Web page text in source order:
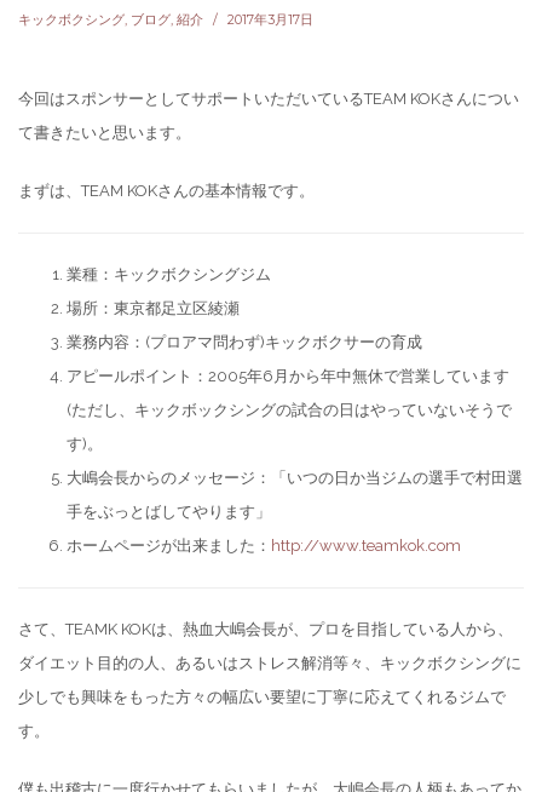
キックボクシング ブログ 紹介 2017年3月17日
今回はスポンサーとしてサポートいただいているTEAM KOKさんについ
て書きたいと思います。
まずは、TEAM KOKさんの基本情報です。
業種：キックボクシングジム
場所：東京都足立区綾瀬
業務内容：(プロアマ問わず)キックボクサーの育成
アピールポイント：2005年6月から年中無休で営業しています
(ただし、キックボックシングの試合の日はやっていないそうで
す)。
大嶋会長からのメッセージ：「いつの日か当ジムの選手で村田選
手をぶっとばしてやります」
ホームページが出来ました： http://www.teamkok.com
さて、TEAMK KOKは、熱血大嶋会長が、プロを目指している人から、
ダイエット目的の人、あるいはストレス解消等々、キックボクシングに
少しでも興味をもった方々の幅広い要望に丁寧に応えてくれるジムで
す。